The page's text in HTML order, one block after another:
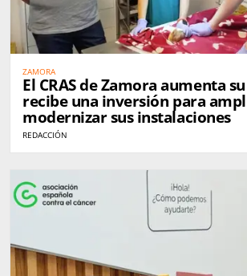
ZAMORA
El CRAS de Zamora aumenta
recibe una inversión para
modernizar sus instalaciones
REDACCIÓN